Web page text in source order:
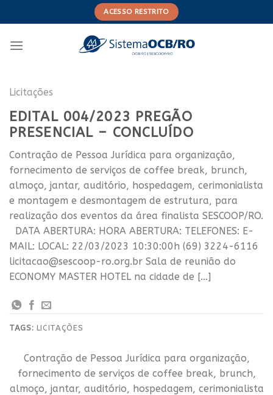
to
ACESSO RESTRITO
Licitações
EDITAL 004/2023 PREGÃO
PRESENCIAL – CONCLUÍDO
Contração de Pessoa Jurídica para organização,
fornecimento de serviços de coffee break, brunch,
almoço, jantar, auditório, hospedagem, cerimonialista
e montagem e desmontagem de estrutura, para
realização dos eventos da área finalista SESCOOP/RO.
DATA ABERTURA: HORA ABERTURA: TELEFONES: E-
MAIL: LOCAL: 22/03/2023 10:30:00h (69) 3224-6116
licitacao@sescoop-ro.org.br Sala de reunião do
ECONOMY MASTER HOTEL na cidade de […]
TAGS: LICITAÇÕES
Contração de Pessoa Jurídica para organização,
fornecimento de serviços de coffee break, brunch,
almoço, jantar, auditório, hospedagem, cerimonialista